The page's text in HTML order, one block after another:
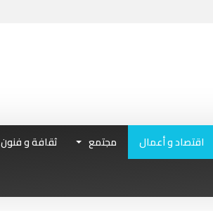
اقتصاد و أعمال مجتمع ثقافة و فنون